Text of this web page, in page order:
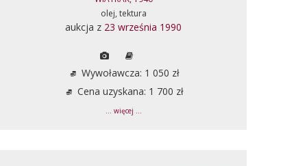
olej, tektura
aukcja z 23 września 1990
Wywoławcza: 1 050 zł
Cena uzyskana: 1 700 zł
... więcej ...